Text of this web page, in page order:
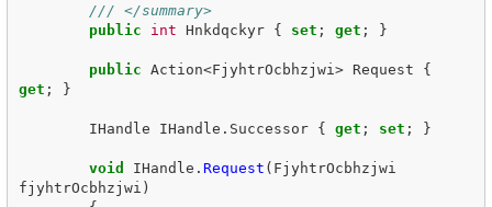
/// </summary>
public
int Hnkdqckyr { set ; get ; }
public Action<FjyhtrOcbhzjwi > Request
{
get ; }
IHandle IHandle . Successor { get ; set ; }
void IHandle . Request ( FjyhtrOcbhzjwi
fjyhtrOcbhzjwi )